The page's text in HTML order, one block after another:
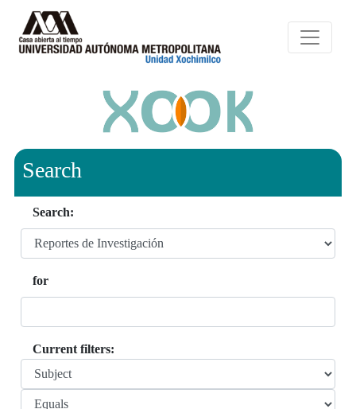
Search
Search:
for
Current filters: